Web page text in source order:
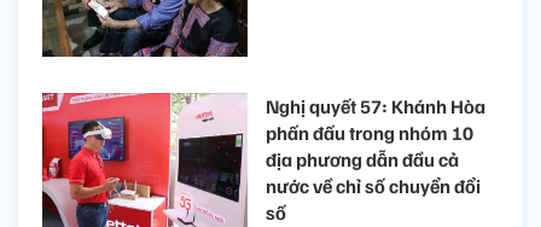
Nghị quyết 57: Khánh Hòa
phấn đấu trong nhóm 10
địa phương dẫn đầu cả
nước về chỉ số chuyển đổi
số